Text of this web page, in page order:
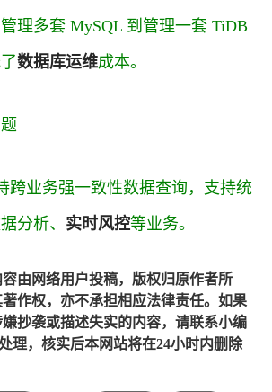
理多套 MySQL 到管理一套 TiDB
数据库运维成本。
跨业务强一致性数据查询，支持统
分析、 实时风控等业务。
由网络用户投稿，版权归原作者所
作权，亦不承担相应法律责任。如果
抄袭或描述失实的内容，请联系小编
理，核实后本网站将在24小时内删除